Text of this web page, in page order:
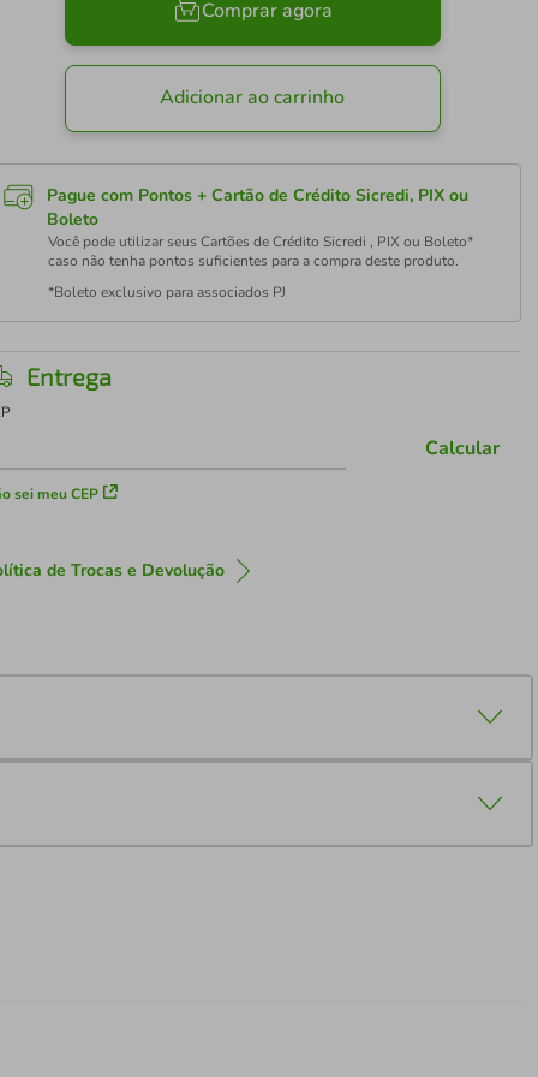
Comprar agora
Adicionar ao carrinho
Pague com Pontos + Cartão de Crédito Sicredi, PIX ou
Boleto
Você pode utilizar seus Cartões de Crédito Sicredi , PIX ou Boleto*
caso não tenha pontos suficientes para a compra deste produto.
*Boleto exclusivo para associados PJ
Entrega
sei meu CEP
Calcular
de Trocas e Devolução